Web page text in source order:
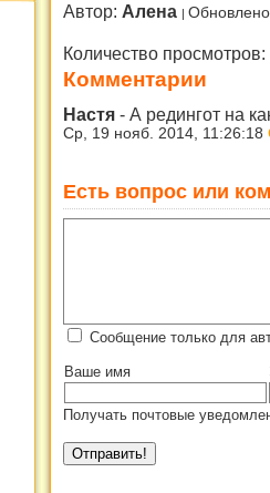
Автор: Алена
Количество просмотров:
Комментарии
Настя - А редингот на
Ср, 19 нояб. 2014, 11:26:18
Есть вопрос или
Сообщение только для
Ваше имя
Получать почтовые